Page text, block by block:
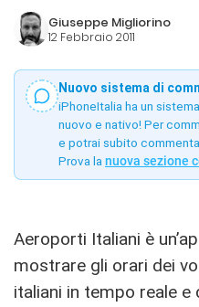
Giuseppe Migliorino
12 Febbraio 2011
Nuovo sistema di
iPhoneItalia ha un
nuovo e nativo! Per
e potrai subito
Prova la nuova sezione
Aeroporti Italiani è
mostrare gli orari dei
italiani in tempo reale